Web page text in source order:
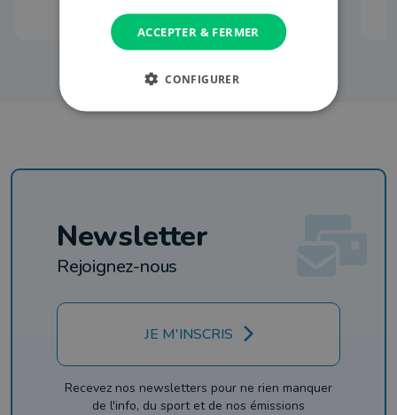
Newsletter
Rejoignez-nous
JE M'INSCRIS
Recevez nos newsletters pour ne rien manquer
de l'info, du sport et de nos émissions
ACCEPTER & FERMER
CONFIGURER